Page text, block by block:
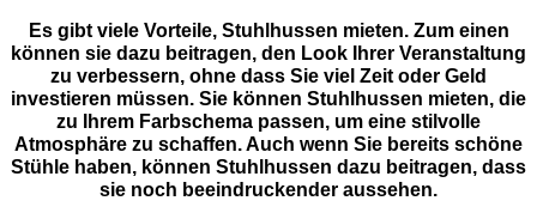
Es gibt viele Vorteile, Stuhlhussen mieten. Zum einen
können sie dazu beitragen, den Look Ihrer Veranstaltung
zu verbessern, ohne dass Sie viel Zeit oder Geld
investieren müssen. Sie können Stuhlhussen mieten, die
zu Ihrem Farbschema passen, um eine stilvolle
Atmosphäre zu schaffen. Auch wenn Sie bereits schöne
Stühle haben, können Stuhlhussen dazu beitragen, dass
sie noch beeindruckender aussehen.